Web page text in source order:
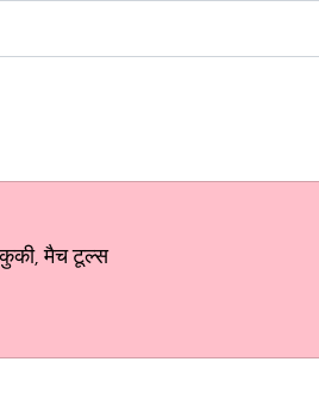
कुकी, मैच टूल्स